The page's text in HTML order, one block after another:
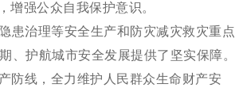
增强公众自我保护意识。
患治理等安全生产和防灾减灾救灾重点
、护航城市安全发展提供了坚实保障。
防线，全力维护人民群众生命财产安